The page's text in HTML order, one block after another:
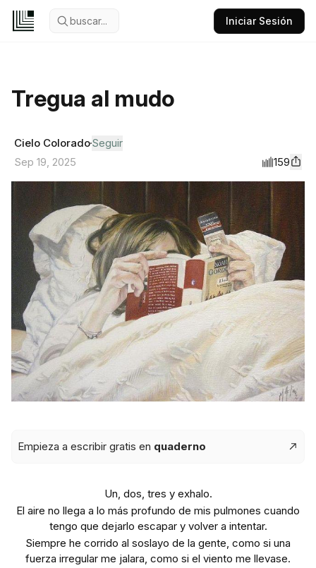
buscar... Iniciar Sesión
Tregua al mudo
Cielo ColoradoSeguir
Sep 19, 2025
159
Empieza a escribir gratis en quaderno
Un, dos, tres y exhalo.
El aire no llega a lo más profundo de mis pulmones cuando
tengo que dejarlo escapar y volver a intentar.
Siempre he corrido al soslayo de la gente, como si una
fuerza irregular me jalara, como si el viento me llevase.